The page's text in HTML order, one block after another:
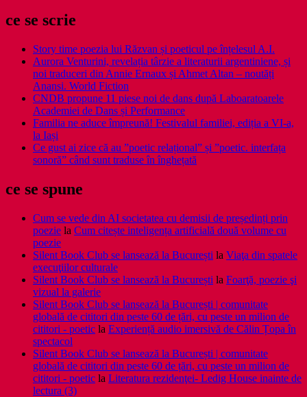
ce se scrie
Story time poezia lui Răzvan și poeticul pe înțelesul A.I.
Aurora Venturini, revelația târzie a literaturii argentiniene, și
noi traduceri din Annie Ernaux și Ahmet Altan – noutăți
Anansi. World Fiction
CNDB propune 11 piese noi de dans după Laboaratoarele
Academiei de Dans și Performance
Familia ne aduce împreună! Festivalul familiei, ediția a VI-a,
la Iași
Ce gust ai zice că au ”poetic relațional” și ”poetic. interfața
sonoră” când sunt traduse în înghețată
ce se spune
Cum se vede din AI societatea cu demisii de președinți prin
poezie la Cum citește inteligența artificială două volume cu
poezie
Silent Book Club se lansează la București la Viaţa din spatele
execuţiilor culturale
Silent Book Club se lansează la București la Foarţă, poezie şi
vizual la galerie
Silent Book Club se lansează la București | comunitate
globală de cititori din peste 60 de țări, cu peste un milion de
cititori - poetic la Experiență audio imersivă de Călin Țopa în
spectacol
Silent Book Club se lansează la București | comunitate
globală de cititori din peste 60 de țări, cu peste un milion de
cititori - poetic la Literatura rezidenţei- Ledig House inainte de
lectura (3)